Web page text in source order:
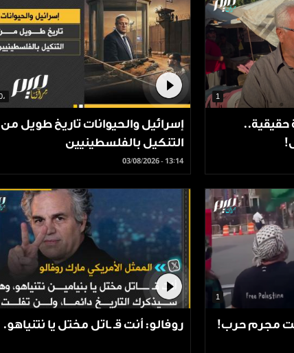
1
حقيقية..
،2.50
إسرائيل والحيوانات تاريخ طويل من
التنكيل بالفلسطينيين
03/08/2026 - 13:14
1
مجرم حرب! روفالو: أنت قـ ـاتل مختل يا نتنياهو.